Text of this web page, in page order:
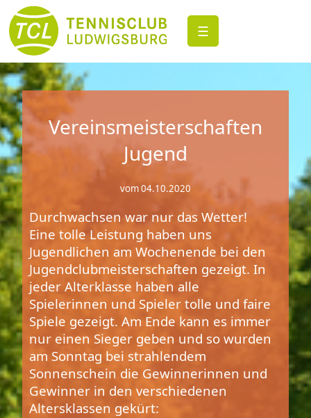
☰
Vereinsmeisterschaften
Jugend
vom 04.10.2020
Durchwachsen war nur das Wetter!
Eine tolle Leistung haben uns
Jugendlichen am Wochenende bei den
Jugendclubmeisterschaften gezeigt. In
jeder Alterklasse haben alle
Spielerinnen und Spieler tolle und faire
Spiele gezeigt. Am Ende kann es immer
nur einen Sieger geben und so wurden
am Sonntag bei strahlendem
Sonnenschein die Gewinnerinnen und
Gewinner in den verschiedenen
Altersklassen gekürt: